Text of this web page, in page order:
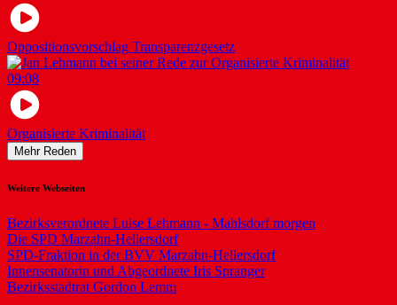
Oppositionsvorschlag Transparenzgesetz
09:08
Organisierte Kriminalität
Mehr Reden
Weitere Webseiten
Bezirksverordnete Luise Lehmann - Mahlsdorf morgen
Die SPD Marzahn-Hellersdorf
SPD-Fraktion in der BVV Marzahn-Hellersdorf
Innensenatorin und Abgeordnete Iris Spranger
Bezirksstadtrat Gordon Lemm